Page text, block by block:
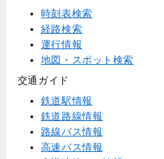
時刻表検索
経路検索
運行情報
地図・スポット検索
交通ガイド
鉄道駅情報
鉄道路線情報
路線バス情報
高速バス情報